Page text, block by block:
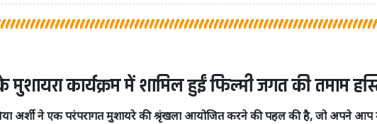
के मुशायरा कार्यक्रम में शामिल हुईं फिल्मी जगत की तमाम
अर्शी ने एक परंपरागत मुशायरे की श्रृंखला आयोजित करने की पहल की है, जो अपने